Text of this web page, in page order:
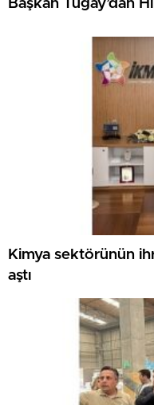
Başkan Tugay’dan
Kimya sektörünün
aştı